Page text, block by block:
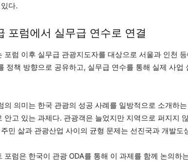
다.
포럼에서 실무급 연수로 연결
포럼 이후 실무급 관광지도자를 대상으로 서울과 인천
정책 방향으로 공유하고, 실무급 연수를 통해 실제 사
의 의미는 한국 관광의 성공 사례를 일방적으로 소개하
안고 있는 과제다. 관광객은 늘었지만 지역으로 퍼지지
민 삶과 관광산업 사이의 균형 문제는 선진국과 개발도
포럼은 한국이 관광 ODA를 통해 이 과제를 함께 논의하